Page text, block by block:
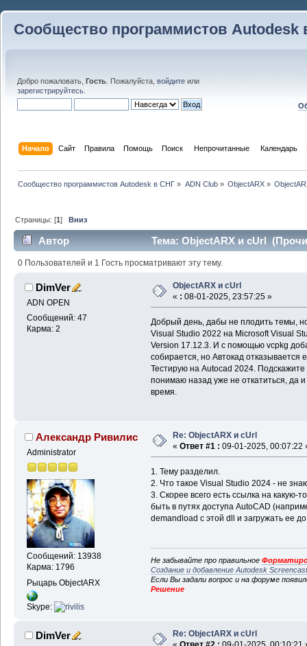
Сообщество программистов Autodesk
Добро пожаловать, Гость . Пожалуйста, войдите или
зарегистрируйтесь
Начало Сайт Правила Помощь Поиск Непрочитанные Календарь
Сообщество программистов Autodesk в СНГ » ADN Club» ObjectARX»
Страницы: [1]Вниз
Автор Тема: ObjectARX и cUrl
0 Пользователей и 1 Гость просматривают эту тему.
DimVer
ADN OPEN
Сообщений: 47
Карма: 2
ObjectARX и cUrl
« : 08-01-2025, 23:57:25 »
Добрый день, дабы не плодить темы,
Visual Studio 2022 на Microsoft Visual
Version 17.12.3. И с помощью vcpkg
собирается, но Автокад отказывается
Тестирую на Autocad 2024.
понимаю назад уже не откатиться, да
время.
Александр Ривилис
Administrator
Сообщений: 13938
Карма: 1796
Рыцарь ObjectARX
Skype:
Re: ObjectARX и cUrl
« Ответ #1 : 09-01-2025, 00:07:22
1. Тему разделил.
2. Что такое Visual Studio 2024 - не
3. Скорее всего есть ссылка на какую-
быть в путях доступа AutoCAD
demandload с этой dll и загружать ее
Не забывайте про правильное
Создание и добавление Autodesk
Если Вы задали вопрос и на форуме
Решение
DimVer
Re: ObjectARX и cUrl